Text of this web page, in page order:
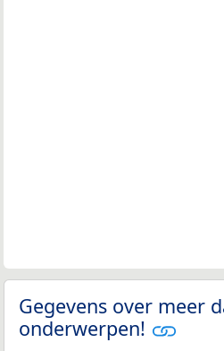
Gegevens over meer
onderwerpen!